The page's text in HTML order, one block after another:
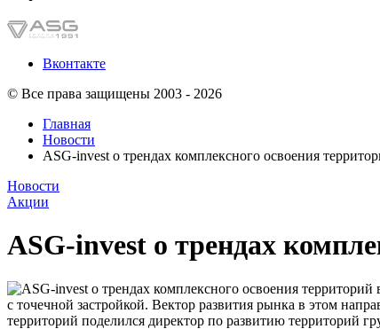
Вконтакте
© Все права защищены 2003 - 2026
Главная
Новости
ASG-invest о трендах комплексного освоения
Новости
Акции
ASG-invest о трендах
с точечной застройкой. Вектор развития рынка в этом
территорий поделился директор по развитию территорий